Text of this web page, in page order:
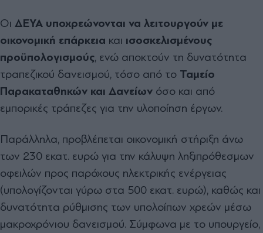
Οι ΔΕΥΑ υποχρεώνονται να λειτουργούν με
οικονομική επάρκεια και ισοσκελισμένους
προϋπολογισμούς, ενώ αποκτούν τη δυνατότητα
τραπεζικού δανεισμού, τόσο από το Ταμείο
Παρακαταθηκών και Δανείων όσο και από
εμπορικές τράπεζες για την υλοποίηση έργων.
Παράλληλα, προβλέπεται οικονομική στήριξη άνω
των 230 εκατ. ευρώ για την κάλυψη ληξιπρόθεσμων
οφειλών προς παρόχους ηλεκτρικής ενέργειας
(υπολογίζονται γύρω στα 500 εκατ. ευρώ), καθώς και
δυνατότητα ρύθμισης των υπολοίπων χρεών μέσω
μακροχρόνιου δανεισμού. Σύμφωνα με το υπουργείο,